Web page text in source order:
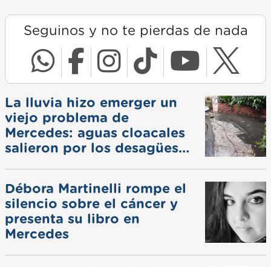
Seguinos y no te pierdas de nada
La lluvia hizo emerger un
viejo problema de
Mercedes: aguas cloacales
salieron por los desagües
Débora Martinelli rompe el
silencio sobre el cáncer y
presenta su libro en
Mercedes